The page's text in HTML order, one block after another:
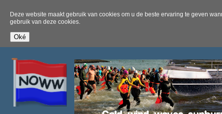
Deze website maakt gebruik van cookies om u de beste ervaring te geven
gebruik van deze cookies.